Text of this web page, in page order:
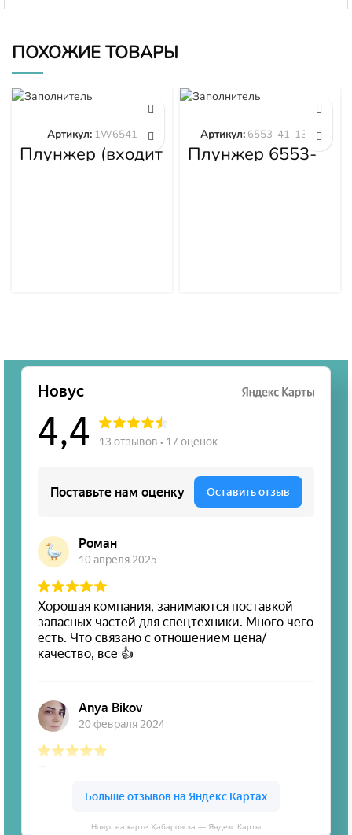
ПОХОЖИЕ ТОВАРЫ
Плунжер (входит
в 1W6539)
Артикул: 1W6541
Плунжер 6553-
41-1300
Артикул: 6553-41-1300
Новус на карте Хабаровска — Яндекс Карты